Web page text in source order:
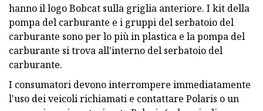
hanno il logo Bobcat sulla griglia anteriore. I kit della
pompa del carburante e i gruppi del serbatoio del
carburante sono per lo più in plastica e la pompa del
carburante si trova all'interno del serbatoio del
carburante.
I consumatori devono interrompere immediatamente
l'uso dei veicoli richiamati e contattare Polaris o un